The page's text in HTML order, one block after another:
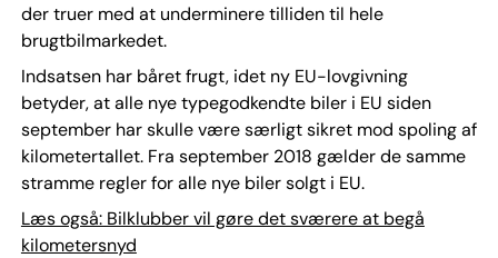
der truer med at underminere tilliden til hele
brugtbilmarkedet.
Indsatsen har båret frugt, idet ny EU-lovgivning
betyder, at alle nye typegodkendte biler i EU siden
september har skulle være særligt sikret mod spoling af
kilometertallet. Fra september 2018 gælder de samme
stramme regler for alle nye biler solgt i EU.
Læs også: Bilklubber vil gøre det sværere at begå
kilometersnyd